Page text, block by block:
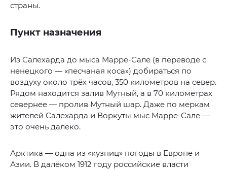
страны.
Пункт назначения
Из Салехарда до мыса Марре-Сале (в переводе с
ненецкого — «песчаная коса») добираться по
воздуху около трёх часов, 350 километров на север.
Рядом находится залив Мутный, а в 70 километрах
севернее — пролив Мутный шар. Даже по меркам
жителей Салехарда и Воркуты мыс Марре-Сале —
это очень далеко.
Арктика — одна из «кузниц» погоды в Европе и
Азии. В далёком 1912 году российские власти